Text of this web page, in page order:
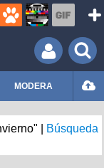
MODERA
|
Búsqueda